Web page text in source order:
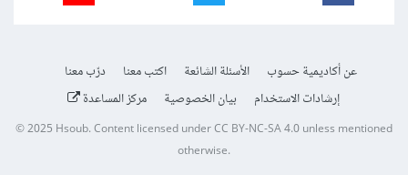
عن أكاديمية حسوب الأسئلة الشائعة اكتب معنا
درّب معنا
إرشادات الاستخدام
بيان الخصوصية مركز المساعدة
© 2025Hsoub.Content licensed underCC BY-NC-SA 4.0unless mentioned
otherwise.